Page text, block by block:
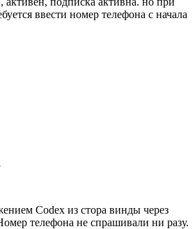
ввести номер телефона с начала
Codex из стора винды через
телефона не спрашивали ни разу.